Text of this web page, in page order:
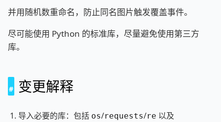
并用随机数重命名，防止同名图片触发覆盖事件。
尽可能使用 Python 的标准库，尽量避免使用第三方
库。
变更解释
导入必要的库：包括 os/requests/re 以及